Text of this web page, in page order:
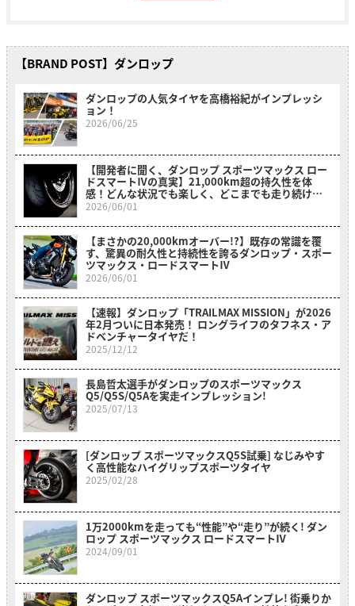
【BRAND POST】ダンロップ
ダンロップの人気タイヤを高橋裕紀がインプレッシ
ョン！
2026/06/25
【開発者に聞く、ダンロップ スポーツマックス ロー
ドスマートⅣの真実】21,000km超の持久性を体
感！どんな状況でも楽しく、どこまでも走り続けた
くなる
2026/06/01
【まさかの20,000kmオーバー!?】既存の常識を覆
す、驚異の耐久性と持続性を誇るダンロップ・スポー
ツマックス・ロードスマートⅣ
2026/06/01
【速報】ダンロップ「TRAILMAX MISSION」が2026
年2月ついに日本発売！ ロングライフのタフネス・ア
ドベンチャータイヤだ！
2025/12/12
長島哲太選手がダンロップのスポーツマックス
Q5/Q5S/Q5Aを実走インプレッション!
2025/07/13
[ダンロップ スポーツマックスQ5S試乗] なじみやす
く高性能なハイグリップスポーツタイヤ
2025/02/28
1万2000kmを走っても“性能”や“走り”が続く! ダン
ロップ スポーツマックス ロードスマートⅣ
2024/09/01
ダンロップ スポーツマックスQ5Aインプレ! 街乗りか